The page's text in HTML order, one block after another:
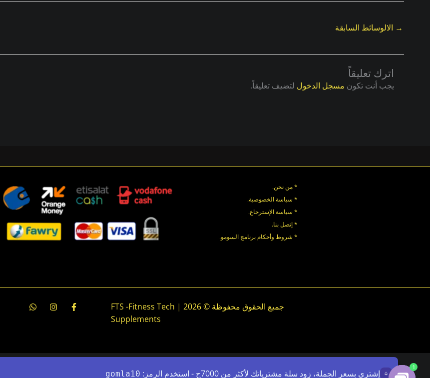
→ الالوسائط السابقة
اترك تعليقاً
يجب أنت تكون مسجل الدخول لتضيف تعليقاً.
* من نحن.
* سياسة الخصوصية.
* سياسةالإسترجاع.
* إتصل بنا.
* شروط وأحكام برنامج السومو.
جميع الحقوق محفوظة © 2026 | FTS -Fitness Tech
Supplements
إشتري بسعر الجملة، زود سلة مشترياتك لأكثر من 7000ج - استخدم الرمز: gomla10
1